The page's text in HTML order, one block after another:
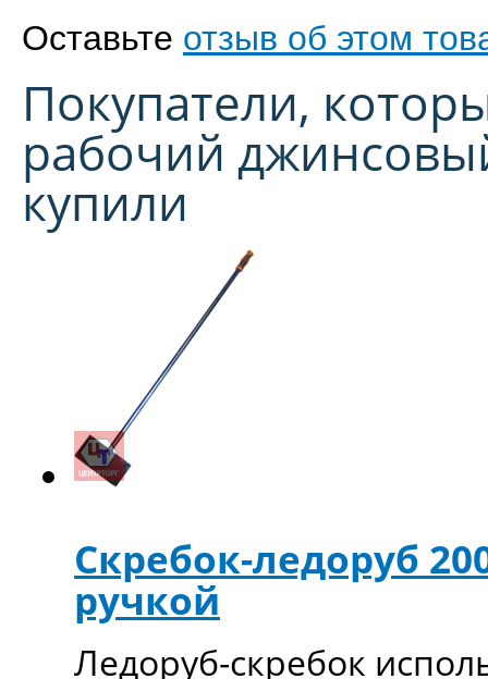
Оставьте отзыв об этом
Покупатели,
рабочий
купили
Скребок-ледоруб
ручкой
Ледоруб-скребок